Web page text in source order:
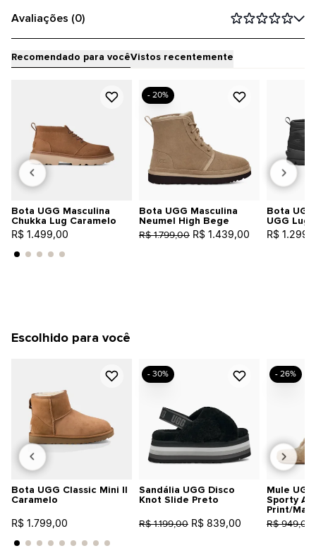
Avaliações (0)
Recomendado para vocêVistos recentemente
Bota UGG Masculina
Chukka Lug Caramelo
R$ 1.499,00
Bota UGG Masculina
Neumel High Bege
R$ 1.799,00 R$ 1.439,00
- 20%
Bota
UGG Lug
R$
Escolhido para você
Bota UGG Classic Mini II
Caramelo
R$ 1.799,00
Sandália UGG Disco
Knot Slide Preto
R$ 1.199,00 R$ 839,00
- 30%
Mule
Sporty
Print/
R$ 949,00
- 26%